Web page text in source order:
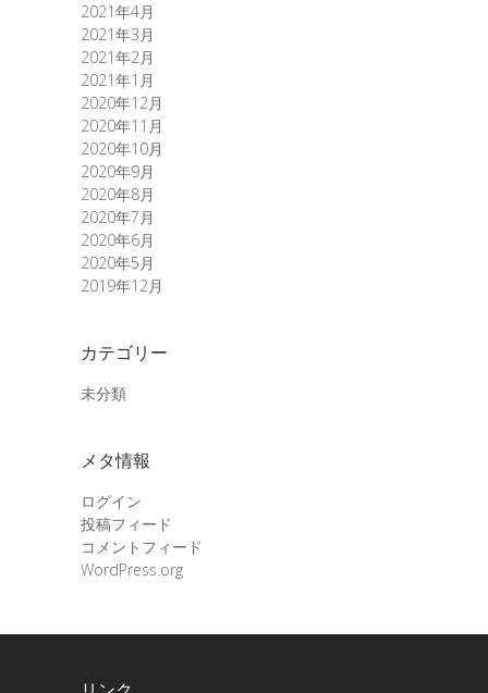
2021年4月
2021年3月
2021年2月
2021年1月
2020年12月
2020年11月
2020年10月
2020年9月
2020年8月
2020年7月
2020年6月
2020年5月
2019年12月
カテゴリー
未分類
メタ情報
ログイン
投稿フィード
コメントフィード
WordPress.org